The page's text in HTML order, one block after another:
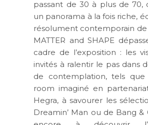
passant de 30 à plus de 70,
un panorama à la fois riche,
résolument contemporain de
MATTER and SHAPE
cadre de l’exposition : les
invités à ralentir le pas dans
de contemplation, tels
room imaginé en
Hegra, à savourer les
Dreamin’ Man ou de Bang &